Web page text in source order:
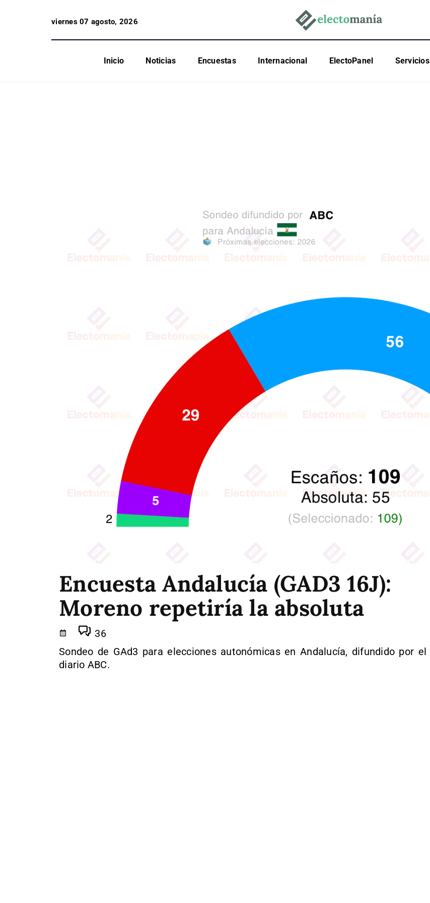
viernes 07 agosto, 2026
Inicio Noticias Encuestas Internacional ElectoPanel Servicios
Encuesta Andalucía (GAD3 16J):
Moreno repetiría la absoluta
36
Sondeo de GAd3 para elecciones autonómicas en Andalucía, difundido por el
diario ABC.